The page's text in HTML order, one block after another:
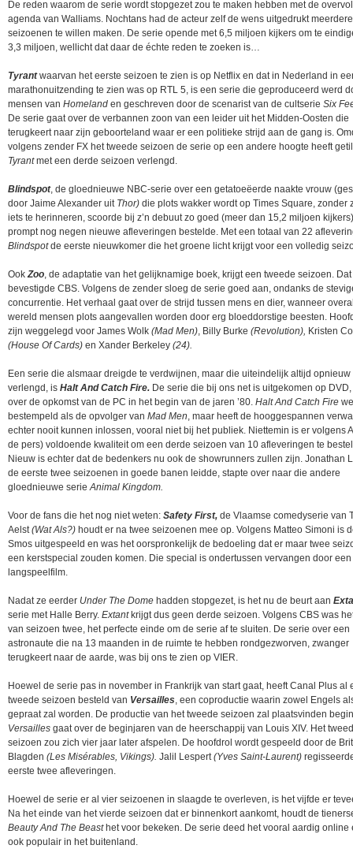
De reden waarom de serie wordt stopgezet zou te maken hebben met de
agenda van Walliams. Nochtans had de acteur zelf de wens uitgedrukt meerdere
seizoenen te willen maken. De serie opende met 6,5 miljoen kijkers om te
3,3 miljoen, wellicht dat daar de échte reden te zoeken is…
Tyrantwaarvan het eerste seizoen te zien is op Netflix en dat in Nederland in
marathonuitzending te zien was op RTL 5, is een serie die geproduceerd werd
mensen van Homeland en geschreven door de scenarist van de cultserie Six
De serie gaat over de verbannen zoon van een leider uit het Midden-Oosten die
terugkeert naar zijn geboorteland waar er een politieke strijd aan de gang is.
volgens zender FX het tweede seizoen de serie op een andere hoogte heeft
Tyrantmet een derde seizoen verlengd.
Blindspot, de gloednieuwe NBC-serie over een getatoeëerde naakte vrouw
door Jaime Alexander uit Thor) die plots wakker wordt op Times Square, zonder
iets te herinneren, scoorde bij z’n debuut zo goed (meer dan 15,2 miljoen
prompt nog negen nieuwe afleveringen bestelde. Met een totaal van 22
Blindspotde eerste nieuwkomer die het groene licht krijgt voor een volledig
OokZoo, de adaptatie van het gelijknamige boek, krijgt een tweede seizoen. Dat
bevestigde CBS. Volgens de zender sloeg de serie goed aan, ondanks de
concurrentie. Het verhaal gaat over de strijd tussen mens en dier, wanneer
wereld mensen plots aangevallen worden door erg bloeddorstige beesten.
zijn weggelegd voor James Wolk (Mad Men), Billy Burke (Revolution), Kristen
(House Of Cards) en Xander Berkeley (24).
Een serie die alsmaar dreigde te verdwijnen, maar die uiteindelijk altijd opnieuw
verlengd, is Halt And Catch Fire. De serie die bij ons net is uitgekomen op
over de opkomst van de PC in het begin van de jaren ’80. Halt And Catch Fire
bestempeld als de opvolger van Mad Men, maar heeft de hooggespannen
echter nooit kunnen inlossen, vooral niet bij het publiek. Niettemin is er volgens
de pers) voldoende kwaliteit om een derde seizoen van 10 afleveringen te
Nieuw is echter dat de bedenkers nu ook de showrunners zullen zijn. Jonathan
de eerste twee seizoenen in goede banen leidde, stapte over naar die andere
gloednieuwe serieAnimal Kingdom.
Voor de fans die het nog niet weten: Safety First, de Vlaamse comedyserie van
Aelst(Wat Als?) houdt er na twee seizoenen mee op. Volgens Matteo Simoni is
Smos uitgespeeld en was het oorspronkelijk de bedoeling dat er maar twee
een kerstspecial zouden komen. Die special is ondertussen vervangen door een
langspeelfilm.
Nadat ze eerder Under The Dome hadden stopgezet, is het nu de beurt aan
serie met Halle Berry. Extantkrijgt dus geen derde seizoen. Volgens CBS was
van seizoen twee, het perfecte einde om de serie af te sluiten. De serie over een
astronaute die na 13 maanden in de ruimte te hebben rondgezworven, zwanger
terugkeert naar de aarde, was bij ons te zien op VIER.
Hoewel de serie pas in november in Frankrijk van start gaat, heeft Canal Plus al
tweede seizoen besteld van Versailles, een coproductie waarin zowel Engels
gepraat zal worden. De productie van het tweede seizoen zal plaatsvinden
Versailles gaat over de beginjaren van de heerschappij van Louis XIV. Het
seizoen zou zich vier jaar later afspelen. De hoofdrol wordt gespeeld door de
Blagden (Les Misérables, Vikings). Jalil Lespert(Yves Saint-Laurent)
eerste twee afleveringen.
Hoewel de serie er al vier seizoenen in slaagde te overleven, is het vijfde er
Na het einde van het vierde seizoen dat er binnenkort aankomt, houdt de
Beauty And The Beasthet voor bekeken. De serie deed het vooral aardig online
ook populair in het buitenland.